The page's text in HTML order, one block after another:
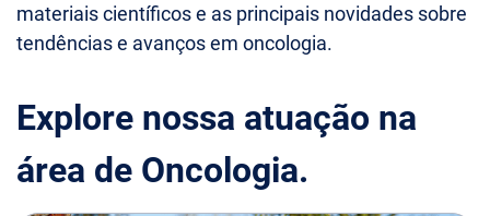
materiais científicos e as principais novidades sobre
tendências e avanços em oncologia.
Explore nossa atuação na
área de Oncologia.